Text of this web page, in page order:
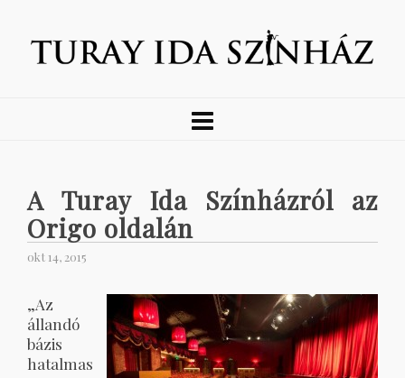
A Turay Ida Színházról az
Origo oldalán
okt 14, 2015
„Az
állandó
bázis
hatalmas